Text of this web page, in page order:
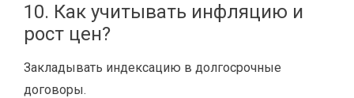
10. Как учитывать инфляцию и
рост цен?
Закладывать индексацию в долгосрочные
договоры.